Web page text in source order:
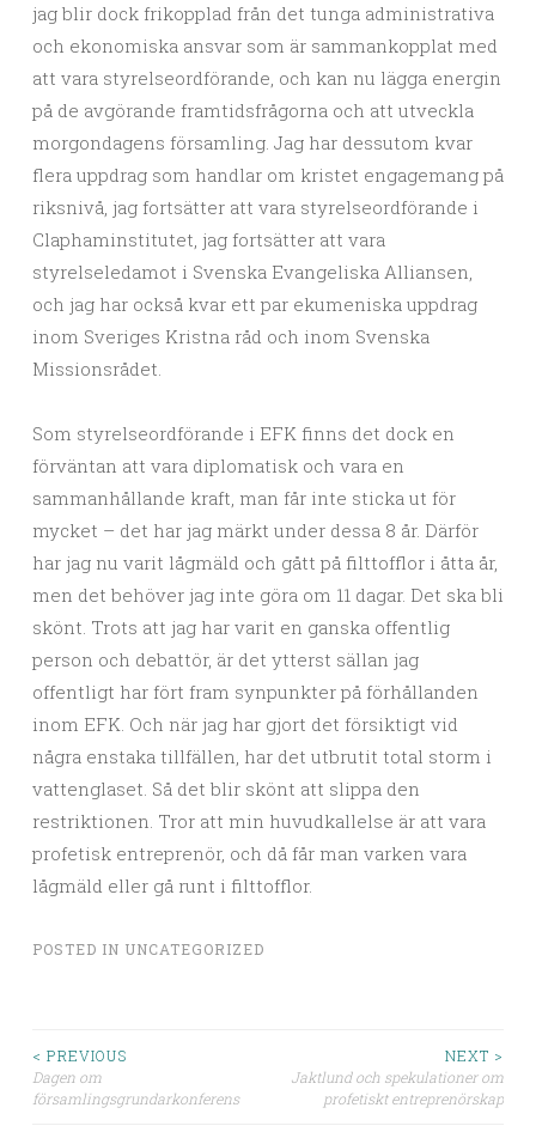
jag blir dock frikopplad från det tunga administrativa
och ekonomiska ansvar som är sammankopplat med
att vara styrelseordförande, och kan nu lägga energin
på de avgörande framtidsfrågorna och att utveckla
morgondagens församling. Jag har dessutom kvar
flera uppdrag som handlar om kristet engagemang på
riksnivå, jag fortsätter att vara styrelseordförande i
Claphaminstitutet, jag fortsätter att vara
styrelseledamot i Svenska Evangeliska Alliansen,
och jag har också kvar ett par ekumeniska uppdrag
inom Sveriges Kristna råd och inom Svenska
Missionsrådet.
Som styrelseordförande i EFK finns det dock en
förväntan att vara diplomatisk och vara en
sammanhållande kraft, man får inte sticka ut för
mycket – det har jag märkt under dessa 8 år. Därför
har jag nu varit lågmäld och gått på filttofflor i åtta år,
men det behöver jag inte göra om 11 dagar. Det ska bli
skönt. Trots att jag har varit en ganska offentlig
person och debattör, är det ytterst sällan jag
offentligt har fört fram synpunkter på förhållanden
inom EFK. Och när jag har gjort det försiktigt vid
några enstaka tillfällen, har det utbrutit total storm i
vattenglaset. Så det blir skönt att slippa den
restriktionen. Tror att min huvudkallelse är att vara
profetisk entreprenör, och då får man varken vara
lågmäld eller gå runt i filttofflor.
POSTED IN UNCATEGORIZED
Post navigation
< PREVIOUS
Dagen om
församlingsgrundarkonferens
NEXT >
Jaktlund och spekulationer om
profetiskt entreprenörskap